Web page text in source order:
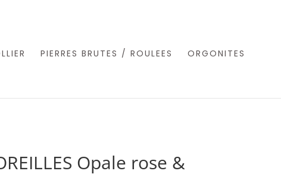
PIERRES BRUTES / ROULEES
ORGONITES
Opale rose &